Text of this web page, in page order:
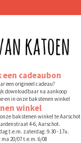
een cadeaubon
een origineel cadeau?
downloadbaar na aankoop
en in onze bakstenen winkel
winkel
onze bakstenen winkel te Aarschot
4-6, Aarschot.
t.e.m. zaterdag: 9.30 - 17u.
ma 20/07 t.e.m. 6/08